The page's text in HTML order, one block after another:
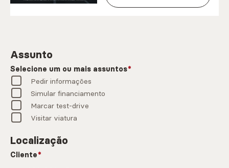
Assunto
Selecione um ou mais assuntos
Pedir informações
Simular financiamento
Marcar test-drive
Visitar viatura
Localização
Cliente